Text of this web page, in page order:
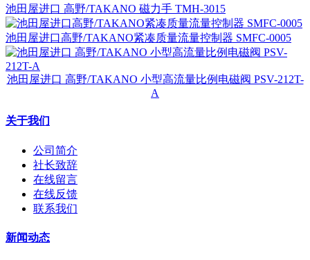
池田屋进口 高野/TAKANO 磁力手 TMH-3015
池田屋进口高野/TAKANO紧凑质量流量控制器 SMFC-0005
池田屋进口 高野/TAKANO 小型高流量比例电磁阀 PSV-212T-
A
关于我们
公司简介
社长致辞
在线留言
在线反馈
联系我们
新闻动态